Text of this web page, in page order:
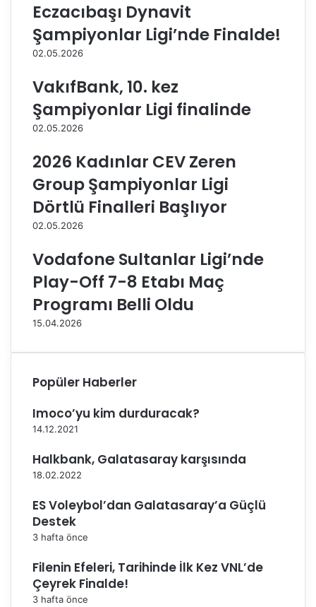
k
d
ö
t
e
d
ö
t
i
ç
n
s
h
a
y
a
ç
y
o
a
B
e
d
i
i
'
n
e
r
ı
l
Eczacıbaşı Dynavit
Şampiyonlar Ligi’nde Finalde!
02.05.2026
VakıfBank, 10. kez
Şampiyonlar Ligi finalinde
02.05.2026
2026 Kadınlar CEV Zeren
Group Şampiyonlar Ligi
Dörtlü Finalleri Başlıyor
02.05.2026
Vodafone Sultanlar Ligi’nde
Play-Off 7-8 Etabı Maç
Programı Belli Oldu
15.04.2026
Popüler Haberler
Imoco’yu kim durduracak?
14.12.2021
Halkbank, Galatasaray karşısında
18.02.2022
ES Voleybol’dan Galatasaray’a Güçlü
Destek
3 hafta önce
Filenin Efeleri, Tarihinde İlk Kez VNL’de
Çeyrek Finalde!
3 hafta önce